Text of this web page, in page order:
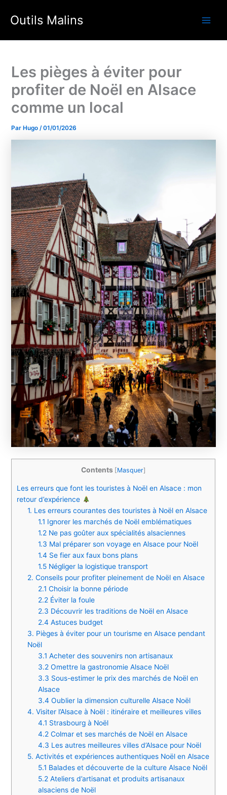
Outils Malins
Les pièges à éviter pour
profiter de Noël en Alsace
comme un local
ParHugo /01/01/2026
Contents [Masquer]
Les erreurs que font les touristes à Noël en Alsace : mon
retour d’expérience
1. Les erreurs courantes des touristes à Noël en Alsace
1.1 Ignorer les marchés de Noël emblématiques
1.2 Ne pas goûter aux spécialités alsaciennes
1.3 Mal préparer son voyage en Alsace pour Noël
1.4 Se fier aux faux bons plans
1.5 Négliger la logistique transport
2. Conseils pour profiter pleinement de Noël en Alsace
2.1 Choisir la bonne période
2.2 Éviter la foule
2.3 Découvrir les traditions de Noël en Alsace
2.4 Astuces budget
3. Pièges à éviter pour un tourisme en Alsace pendant
Noël
3.1 Acheter des souvenirs non artisanaux
3.2 Omettre la gastronomie Alsace Noël
3.3 Sous-estimer le prix des marchés de Noël en
Alsace
3.4 Oublier la dimension culturelle Alsace Noël
4. Visiter l’Alsace à Noël : itinéraire et meilleures villes
4.1 Strasbourg à Noël
4.2 Colmar et ses marchés de Noël en Alsace
4.3 Les autres meilleures villes d’Alsace pour Noël
5. Activités et expériences authentiques Noël en Alsace
5.1 Balades et découverte de la culture Alsace Noël
5.2 Ateliers d’artisanat et produits artisanaux
alsaciens de Noël